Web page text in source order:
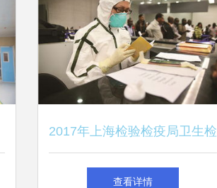
2017年上海检验检疫局卫生检
疫重点成果回顾 检验检测服
查看详情